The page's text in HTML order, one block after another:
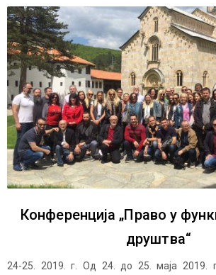
Конференција „Право у
друштва“
24-25. 2019. г. Од 24. до 25. маја 2019.